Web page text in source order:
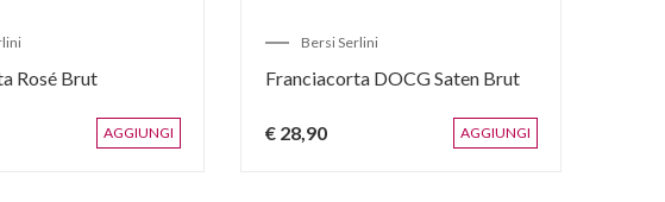
Villa Franciacorta
Franciacorta Brut Emozione
€ 63,00
Franciacorta
€ 56,20